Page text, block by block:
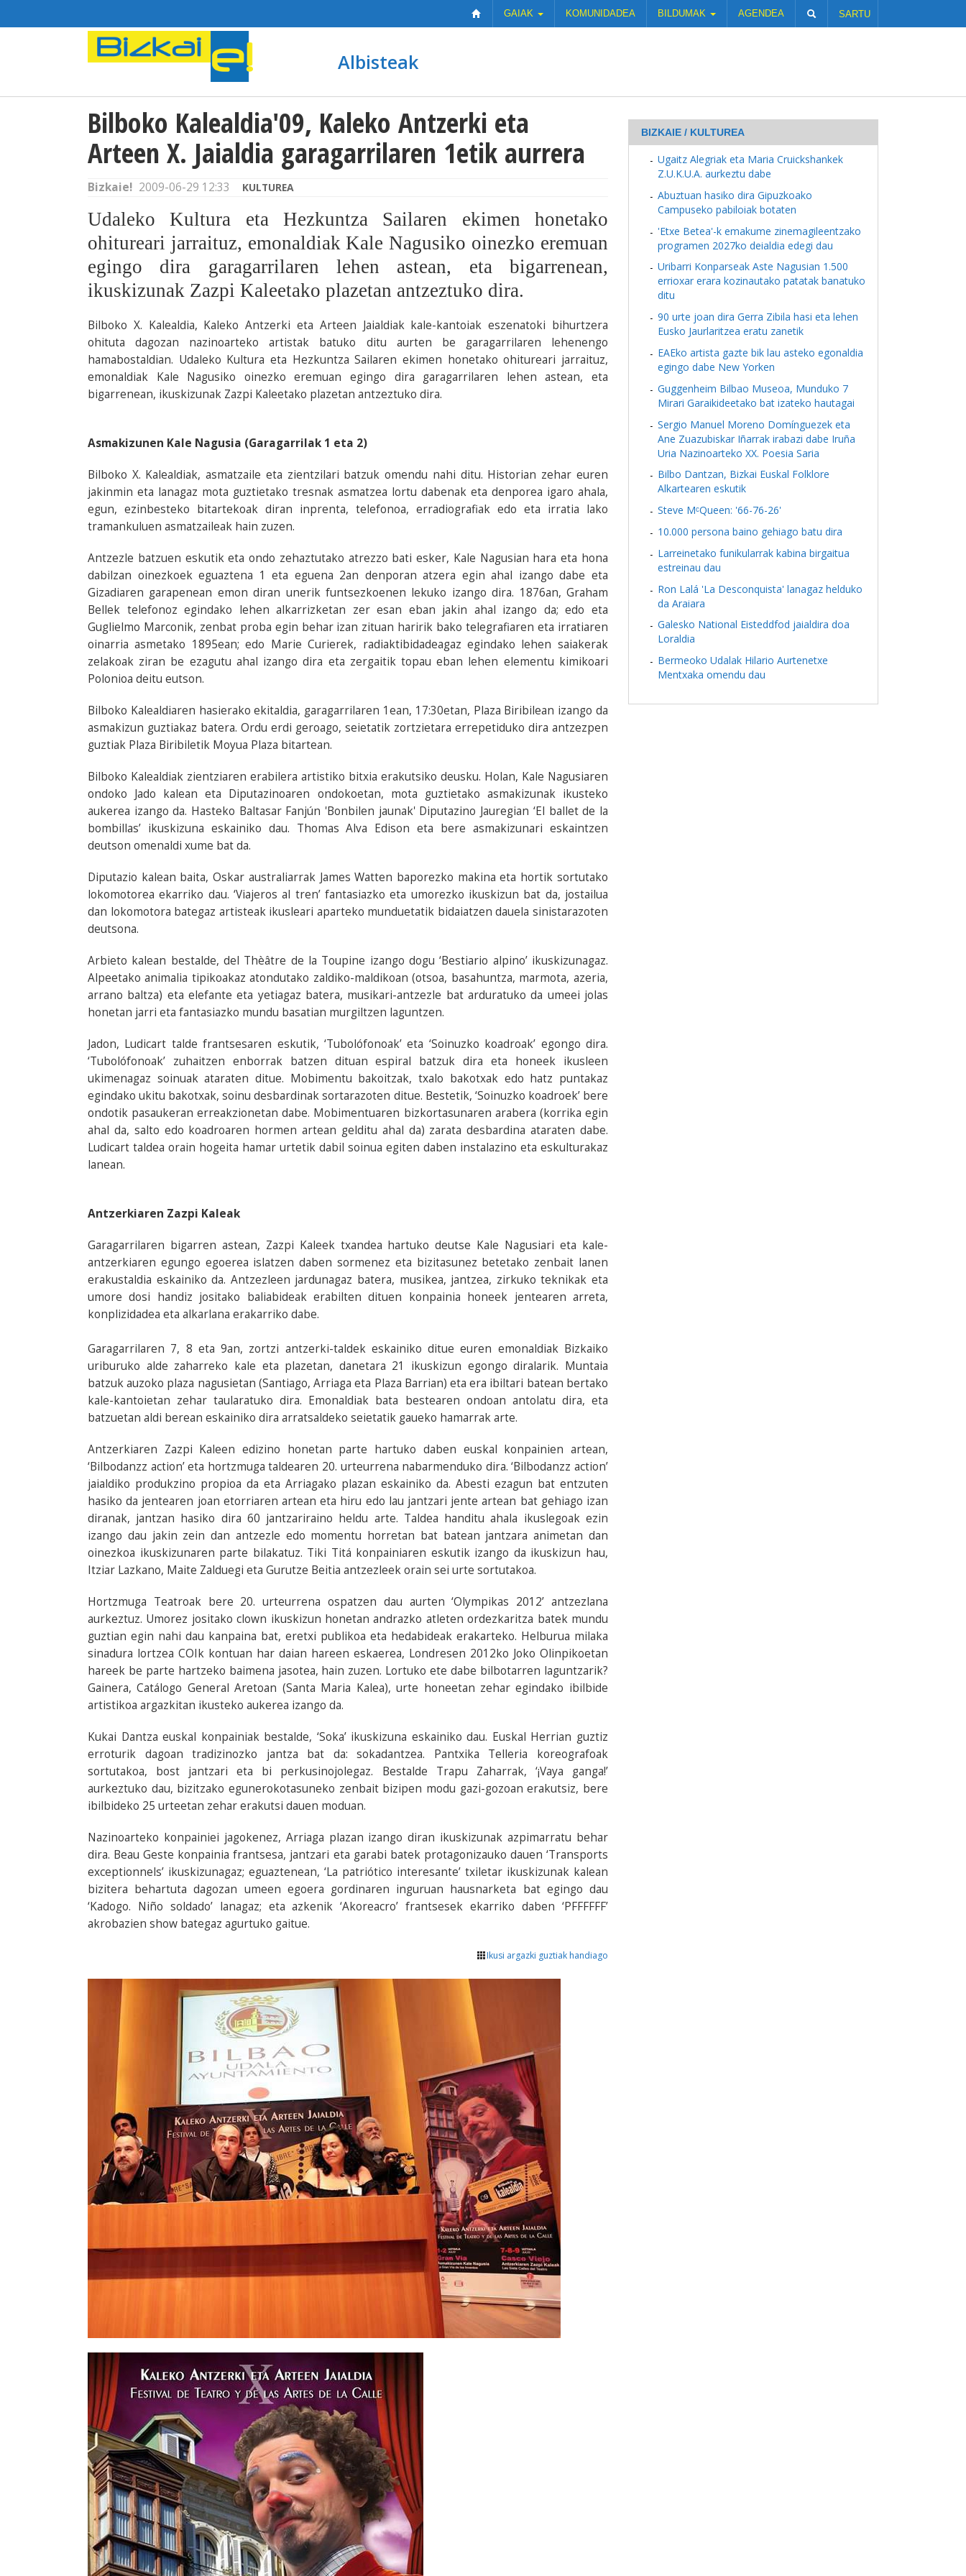
GAIAK KOMUNIDADEA BILDUMAK AGENDEA SARTU
Albisteak
Bilboko Kalealdia'09, Kaleko Antzerki eta
Arteen X. Jaialdia garagarrilaren 1etik aurrera
Bizkaie! 2009-06-29 12:33 KULTUREA
Udaleko Kultura eta Hezkuntza Sailaren ekimen honetako
ohitureari jarraituz, emonaldiak Kale Nagusiko oinezko eremuan
egingo dira garagarrilaren lehen astean, eta bigarrenean,
ikuskizunak Zazpi Kaleetako plazetan antzeztuko dira.
Bilboko X. Kalealdia, Kaleko Antzerki eta Arteen Jaialdiak kale-kantoiak eszenatoki bihurtzera
ohituta dagozan nazinoarteko artistak batuko ditu aurten be garagarrilaren lehenengo
hamabostaldian. Udaleko Kultura eta Hezkuntza Sailaren ekimen honetako ohitureari jarraituz,
emonaldiak Kale Nagusiko oinezko eremuan egingo dira garagarrilaren lehen astean, eta
bigarrenean, ikuskizunak Zazpi Kaleetako plazetan antzeztuko dira.
Asmakizunen Kale Nagusia (Garagarrilak 1 eta 2)
Bilboko X. Kalealdiak, asmatzaile eta zientzilari batzuk omendu nahi ditu. Historian zehar euren
jakinmin eta lanagaz mota guztietako tresnak asmatzea lortu dabenak eta denporea igaro ahala,
egun, ezinbesteko bitartekoak diran inprenta, telefonoa, erradiografiak edo eta irratia lako
tramankuluen asmatzaileak hain zuzen.
Antzezle batzuen eskutik eta ondo zehaztutako atrezzo bati esker, Kale Nagusian hara eta hona
dabilzan oinezkoek eguaztena 1 eta eguena 2an denporan atzera egin ahal izango dabe eta
Gizadiaren garapenean emon diran unerik funtsezkoenen lekuko izango dira. 1876an, Graham
Bellek telefonoz egindako lehen alkarrizketan zer esan eban jakin ahal izango da; edo eta
Guglielmo Marconik, zenbat proba egin behar izan zituan haririk bako telegrafiaren eta irratiaren
oinarria asmetako 1895ean; edo Marie Curierek, radiaktibidadeagaz egindako lehen saiakerak
zelakoak ziran be ezagutu ahal izango dira eta zergaitik topau eban lehen elementu kimikoari
Polonioa deitu eutson.
Bilboko Kalealdiaren hasierako ekitaldia, garagarrilaren 1ean, 17:30etan, Plaza Biribilean izango da
asmakizun guztiakaz batera. Ordu erdi geroago, seietatik zortzietara errepetiduko dira antzezpen
guztiak Plaza Biribiletik Moyua Plaza bitartean.
Bilboko Kalealdiak zientziaren erabilera artistiko bitxia erakutsiko deusku. Holan, Kale Nagusiaren
ondoko Jado kalean eta Diputazinoaren ondokoetan, mota guztietako asmakizunak ikusteko
aukerea izango da. Hasteko Baltasar Fanjún 'Bonbilen jaunak' Diputazino Jauregian ‘El ballet de la
bombillas’ ikuskizuna eskainiko dau. Thomas Alva Edison eta bere asmakizunari eskaintzen
deutson omenaldi xume bat da.
Diputazio kalean baita, Oskar australiarrak James Watten baporezko makina eta hortik sortutako
lokomotorea ekarriko dau. ‘Viajeros al tren’ fantasiazko eta umorezko ikuskizun bat da, jostailua
dan lokomotora bategaz artisteak ikusleari aparteko munduetatik bidaiatzen dauela sinistarazoten
deutsona.
Arbieto kalean bestalde, del Thèâtre de la Toupine izango dogu ‘Bestiario alpino’ ikuskizunagaz.
Alpeetako animalia tipikoakaz atondutako zaldiko-maldikoan (otsoa, basahuntza, marmota, azeria,
arrano baltza) eta elefante eta yetiagaz batera, musikari-antzezle bat arduratuko da umeei jolas
honetan jarri eta fantasiazko mundu basatian murgiltzen laguntzen.
Jadon, Ludicart talde frantsesaren eskutik, ‘Tubolófonoak’ eta ‘Soinuzko koadroak’ egongo dira.
‘Tubolófonoak’ zuhaitzen enborrak batzen dituan espiral batzuk dira eta honeek ikusleen
ukimenagaz soinuak ataraten ditue. Mobimentu bakoitzak, txalo bakotxak edo hatz puntakaz
egindako ukitu bakotxak, soinu desbardinak sortarazoten ditue. Bestetik, ‘Soinuzko koadroek’ bere
ondotik pasaukeran erreakzionetan dabe. Mobimentuaren bizkortasunaren arabera (korrika egin
ahal da, salto edo koadroaren hormen artean gelditu ahal da) zarata desbardina ataraten dabe.
Ludicart taldea orain hogeita hamar urtetik dabil soinua egiten daben instalazino eta eskulturakaz
lanean.
Antzerkiaren Zazpi Kaleak
Garagarrilaren bigarren astean, Zazpi Kaleek txandea hartuko deutse Kale Nagusiari eta kale-
antzerkiaren egungo egoerea islatzen daben sormenez eta bizitasunez betetako zenbait lanen
erakustaldia eskainiko da. Antzezleen jardunagaz batera, musikea, jantzea, zirkuko teknikak eta
umore dosi handiz jositako baliabideak erabilten dituen konpainia honeek jentearen arreta,
konplizidadea eta alkarlana erakarriko dabe.
Garagarrilaren 7, 8 eta 9an, zortzi antzerki-taldek eskainiko ditue euren emonaldiak Bizkaiko
uriburuko alde zaharreko kale eta plazetan, danetara 21 ikuskizun egongo diralarik. Muntaia
batzuk auzoko plaza nagusietan (Santiago, Arriaga eta Plaza Barrian) eta era ibiltari batean bertako
kale-kantoietan zehar taularatuko dira. Emonaldiak bata bestearen ondoan antolatu dira, eta
batzuetan aldi berean eskainiko dira arratsaldeko seietatik gaueko hamarrak arte.
Antzerkiaren Zazpi Kaleen edizino honetan parte hartuko daben euskal konpainien artean,
‘Bilbodanzz action’ eta hortzmuga taldearen 20. urteurrena nabarmenduko dira. ‘Bilbodanzz action’
jaialdiko produkzino propioa da eta Arriagako plazan eskainiko da. Abesti ezagun bat entzuten
hasiko da jentearen joan etorriaren artean eta hiru edo lau jantzari jente artean bat gehiago izan
diranak, jantzan hasiko dira 60 jantzariraino heldu arte. Taldea handitu ahala ikuslegoak ezin
izango dau jakin zein dan antzezle edo momentu horretan bat batean jantzara animetan dan
oinezkoa ikuskizunaren parte bilakatuz. Tiki Titá konpainiaren eskutik izango da ikuskizun hau,
Itziar Lazkano, Maite Zalduegi eta Gurutze Beitia antzezleek orain sei urte sortutakoa.
Hortzmuga Teatroak bere 20. urteurrena ospatzen dau aurten ‘Olympikas 2012’ antzezlana
aurkeztuz. Umorez jositako clown ikuskizun honetan andrazko atleten ordezkaritza batek mundu
guztian egin nahi dau kanpaina bat, eretxi publikoa eta hedabideak erakarteko. Helburua milaka
sinadura lortzea COIk kontuan har daian hareen eskaerea, Londresen 2012ko Joko Olinpikoetan
hareek be parte hartzeko baimena jasotea, hain zuzen. Lortuko ete dabe bilbotarren laguntzarik?
Gainera, Catálogo General Aretoan (Santa Maria Kalea), urte honeetan zehar egindako ibilbide
artistikoa argazkitan ikusteko aukerea izango da.
Kukai Dantza euskal konpainiak bestalde, ‘Soka’ ikuskizuna eskainiko dau. Euskal Herrian guztiz
erroturik dagoan tradizinozko jantza bat da: sokadantzea. Pantxika Telleria koreografoak
sortutakoa, bost jantzari eta bi perkusinojolegaz. Bestalde Trapu Zaharrak, ‘¡Vaya ganga!’
aurkeztuko dau, bizitzako egunerokotasuneko zenbait bizipen modu gazi-gozoan erakutsiz, bere
ibilbideko 25 urteetan zehar erakutsi dauen moduan.
Nazinoarteko konpainiei jagokenez, Arriaga plazan izango diran ikuskizunak azpimarratu behar
dira. Beau Geste konpainia frantsesa, jantzari eta garabi batek protagonizauko dauen ‘Transports
exceptionnels’ ikuskizunagaz; eguaztenean, ‘La patriótico interesante’ txiletar ikuskizunak kalean
bizitera behartuta dagozan umeen egoera gordinaren inguruan hausnarketa bat egingo dau
‘Kadogo. Niño soldado’ lanagaz; eta azkenik ‘Akoreacro’ frantsesek ekarriko daben ‘PFFFFFF’
akrobazien show bategaz agurtuko gaitue.
Ikusi argazki guztiak handiago
BIZKAIE / KULTUREA
Ugaitz Alegriak eta Maria Cruickshankek
Z.U.K.U.A. aurkeztu dabe
Abuztuan hasiko dira Gipuzkoako
Campuseko pabiloiak botaten
'Etxe Betea'-k emakume zinemagileentzako
programen 2027ko deialdia edegi dau
Uribarri Konparseak Aste Nagusian 1.500
errioxar erara kozinautako patatak banatuko
ditu
90 urte joan dira Gerra Zibila hasi eta lehen
Eusko Jaurlaritzea eratu zanetik
EAEko artista gazte bik lau asteko egonaldia
egingo dabe New Yorken
Guggenheim Bilbao Museoa, Munduko 7
Mirari Garaikideetako bat izateko hautagai
Sergio Manuel Moreno Domínguezek eta
Ane Zuazubiskar Iñarrak irabazi dabe Iruña
Uria Nazinoarteko XX. Poesia Saria
Bilbo Dantzan, Bizkai Euskal Folklore
Alkartearen eskutik
Steve MᶜQueen: '66-76-26'
10.000 persona baino gehiago batu dira
Larreinetako funikularrak kabina birgaitua
estreinau dau
Ron Lalá 'La Desconquista' lanagaz helduko
da Araiara
Galesko National Eisteddfod jaialdira doa
Loraldia
Bermeoko Udalak Hilario Aurtenetxe
Mentxaka omendu dau